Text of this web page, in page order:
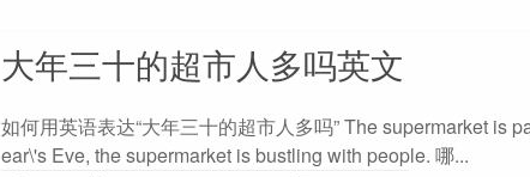
大年三十的超市人多吗英文
如何用英语表达“大年三十的超市人多吗” The supermarket is
ear\'s Eve, the supermarket is bustling with people. 哪...